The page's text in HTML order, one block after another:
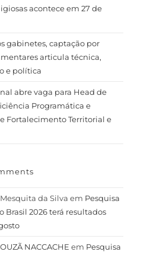
acontece em 27 de
gabinetes, captação por
articula técnica,
e política
abre vaga para Head de
Programática e
Fortalecimento Territorial e
da Silva em Pesquisa
Brasil 2026 terá resultados
NACCACHE em Pesquisa